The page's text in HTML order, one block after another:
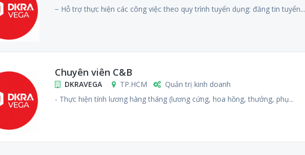
− Hỗ trợ thực hiện các công việc theo quy trình tuyển dụng: đăng tin tuyển...
Chuyên viên C&B
DKRAVEGA TP.HCM
Quản trị kinh doanh
- Thực hiện tính lương hàng tháng (lương cứng, hoa hồng, thưởng, phụ...